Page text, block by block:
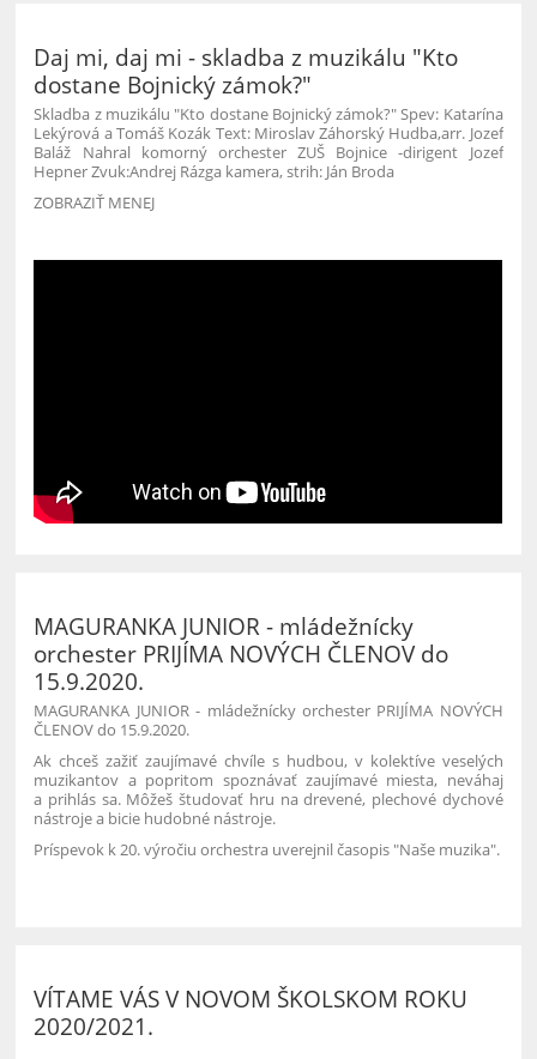
Daj mi, daj mi - skladba z muzikálu "Kto
dostane Bojnický zámok?"
Skladba z muzikálu "Kto dostane Bojnický zámok?" Spev: Katarína
Lekýrová a Tomáš Kozák Text: Miroslav Záhorský Hudba,arr. Jozef
Baláž Nahral komorný orchester ZUŠ Bojnice -dirigent Jozef
Hepner Zvuk:Andrej Rázga kamera, strih: Ján Broda
ZOBRAZIŤ MENEJ
MAGURANKA JUNIOR - mládežnícky
orchester PRIJÍMA NOVÝCH ČLENOV do
15.9.2020.
MAGURANKA JUNIOR - mládežnícky orchester PRIJÍMA NOVÝCH
ČLENOV do 15.9.2020.
Ak chceš zažiť zaujímavé chvíle s hudbou, v kolektíve veselých
muzikantov a popritom spoznávať zaujímavé miesta, neváhaj
a prihlás sa. Môžeš študovať hru na drevené, plechové dychové
nástroje a bicie hudobné nástroje.
Príspevok k 20. výročiu orchestra uverejnil časopis "Naše muzika".
VÍTAME VÁS V NOVOM ŠKOLSKOM ROKU
2020/2021.